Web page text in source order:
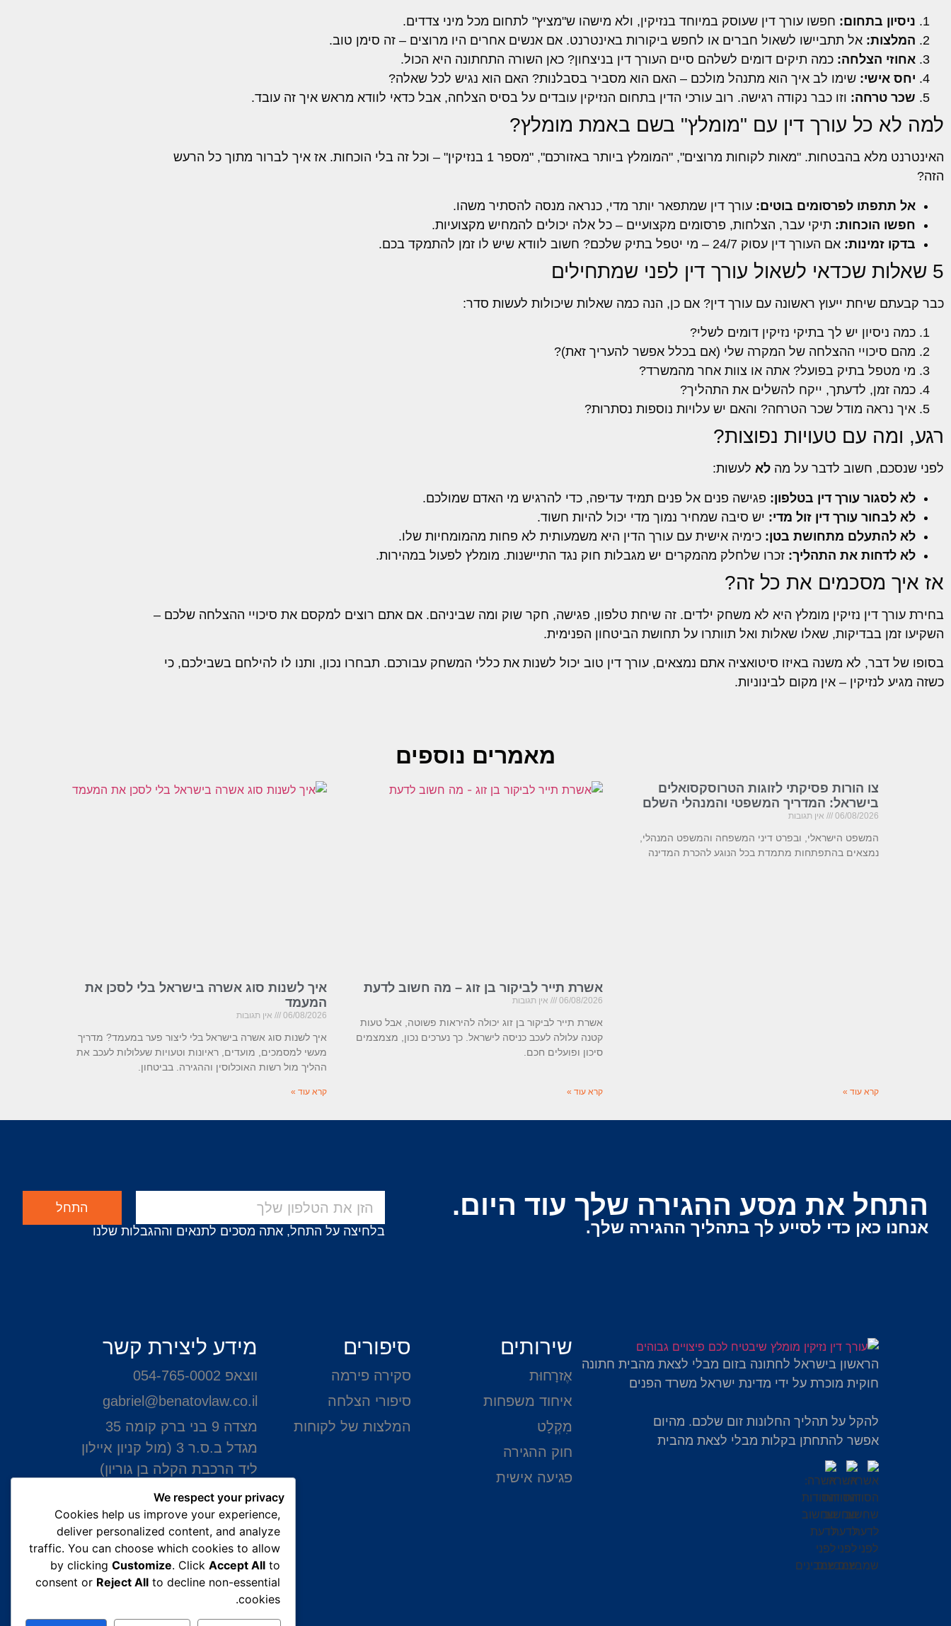
ניסיון בתחום: חפשו עורך דין שעוסק במיוחד בנזיקין, ולא מישהו ש"מציץ" לתחום מכל מיני צדדים.
המלצות: אל תתביישו לשאול חברים או לחפש ביקורות באינטרנט. אם אנשים אחרים היו מרוצים – זה סימן טוב.
אחוזי הצלחה: כמה תיקים דומים לשלהם סיים העורך דין בניצחון? כאן השורה התחתונה היא הכול.
יחס אישי: שימו לב איך הוא מתנהל מולכם – האם הוא מסביר בסבלנות? האם הוא נגיש לכל שאלה?
שכר טרחה: וזו כבר נקודה רגישה. רוב עורכי הדין בתחום הנזיקין עובדים על בסיס הצלחה, אבל כדאי לוודא מראש איך זה עובד.
למה לא כל עורך דין עם "מומלץ" בשם באמת מומלץ?
האינטרנט מלא בהבטחות. "מאות לקוחות מרוצים", "המומלץ ביותר באזורכם", "מספר 1 בנזיקין" – וכל זה בלי הוכחות. אז איך לברור מתוך כל הרעש
הזה?
אל תתפתו לפרסומים בוטים: עורך דין שמתפאר יותר מדי, כנראה מנסה להסתיר משהו.
חפשו הוכחות: תיקי עבר, הצלחות, פרסומים מקצועיים – כל אלה יכולים להמחיש מקצועיות.
בדקו זמינות: אם העורך דין עסוק 24/7 – מי יטפל בתיק שלכם? חשוב לוודא שיש לו זמן להתמקד בכם.
5 שאלות שכדאי לשאול עורך דין לפני שמתחילים
כבר קבעתם שיחת ייעוץ ראשונה עם עורך דין? אם כן, הנה כמה שאלות שיכולות לעשות סדר:
כמה ניסיון יש לך בתיקי נזיקין דומים לשלי?
מהם סיכויי ההצלחה של המקרה שלי (אם בכלל אפשר להעריך זאת)?
מי מטפל בתיק בפועל? אתה או צוות אחר מהמשרד?
כמה זמן, לדעתך, ייקח להשלים את התהליך?
איך נראה מודל שכר הטרחה? והאם יש עלויות נוספות נסתרות?
רגע, ומה עם טעויות נפוצות?
לפני שנסכם, חשוב לדבר על מה לא לעשות:
לא לסגור עורך דין בטלפון: פגישה פנים אל פנים תמיד עדיפה, כדי להרגיש מי האדם שמולכם.
לא לבחור עורך דין זול מדי: יש סיבה שמחיר נמוך מדי יכול להיות חשוד.
לא להתעלם מתחושת בטן: כימיה אישית עם עורך הדין היא משמעותית לא פחות מהמומחיות שלו.
לא לדחות את התהליך: זכרו שלחלק מהמקרים יש מגבלות חוק נגד התיישנות. מומלץ לפעול במהירות.
אז איך מסכמים את כל זה?
בחירת עורך דין נזיקין מומלץ היא לא משחק ילדים. זה שיחת טלפון, פגישה, חקר שוק ומה שביניהם. אם אתם רוצים למקסם את סיכויי ההצלחה שלכם –
השקיעו זמן בבדיקות, שאלו שאלות ואל תוותרו על תחושת הביטחון הפנימית.
בסופו של דבר, לא משנה באיזו סיטואציה אתם נמצאים, עורך דין טוב יכול לשנות את כללי המשחק עבורכם. תבחרו נכון, ותנו לו להילחם בשבילכם, כי
כשזה מגיע לנזיקין – אין מקום לבינוניות.
מאמרים נוספים
צו הורות פסיקתי לזוגות הטרוסקסואלים
בישראל: המדריך המשפטי והמנהלי השלם
06/08/2026 אין תגובות
המשפט הישראלי, ובפרט דיני המשפחה והמשפט המנהלי,
נמצאים בהתפתחות מתמדת בכל הנוגע להכרת המדינה
קרא עוד »
אשרת תייר לביקור בן זוג – מה חשוב לדעת
06/08/2026 אין תגובות
אשרת תייר לביקור בן זוג יכולה להיראות פשוטה, אבל טעות
קטנה עלולה לעכב כניסה לישראל. כך נערכים נכון, מצמצמים
סיכון ופועלים חכם.
קרא עוד »
איך לשנות סוג אשרה בישראל בלי לסכן את
המעמד
06/08/2026 אין תגובות
איך לשנות סוג אשרה בישראל בלי ליצור פער במעמד? מדריך
מעשי למסמכים, מועדים, ראיונות וטעויות שעלולות לעכב את
ההליך מול רשות האוכלוסין וההגירה. בביטחון.
קרא עוד »
התחל את מסע ההגירה שלך עוד היום.
אנחנו כאן כדי לסייע לך בתהליך ההגירה שלך.
התחל
בלחיצה על התחל, אתה מסכים לתנאים וההגבלות שלנו
הראשון בישראל לחתונה בזום מבלי לצאת מהבית חתונה
חוקית מוכרת על ידי מדינת ישראל משרד הפנים
להקל על תהליך החלונות זום שלכם. מהיום
אפשר להתחתן בקלות מבלי לצאת מהבית
שירותים
אֶזרָחוּת
איחוד משפחות
מִקְלָט
חוק ההגירה
פגיעה אישית
סיפורים
סקירה פירמה
סיפורי הצלחה
המלצות של לקוחות
מידע ליצירת קשר
ווצאפ 054-765-0002
gabriel@benatovlaw.co.il
מצדה 9 בני ברק קומה 35
מגדל ב.ס.ר 3 (מול קניון איילון
ליד הרכבת הקלה בן גוריון)
We respect your privacy
Cookies help us improve your experience,
deliver personalized content, and analyze
traffic. You can choose which cookies to allow
by clickingCustomize. ClickAccept All to
consent or Reject All to decline non-essential
cookies.